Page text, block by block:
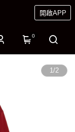
開啟APP
0
1/2